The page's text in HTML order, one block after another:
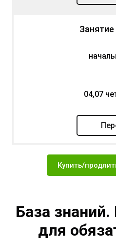
04,07
Купить/
База
для